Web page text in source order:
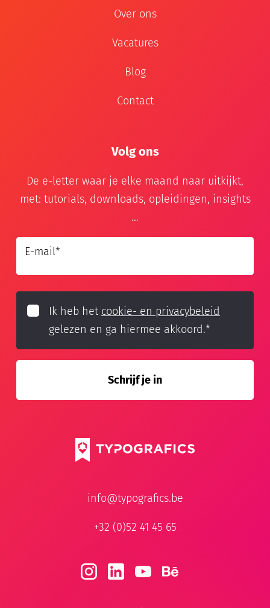
info@typografics.be
+32 (0)52 41 45 65
Over ons
Vacatures
Blog
Contact
Volg ons
De e-letter waar je elke maand naar uitkijkt,
met: tutorials, downloads, opleidingen, insights
...
E-mail*
Ik heb het cookie- en privacybeleid
gelezen en ga hiermee akkoord.*